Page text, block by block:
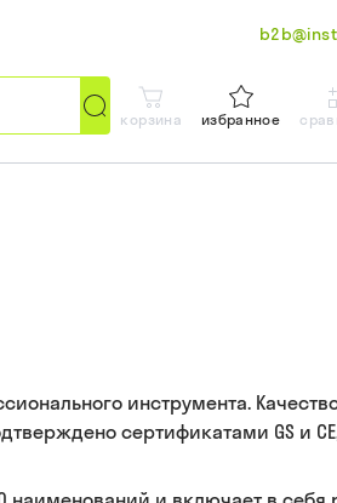
корзина избранное
инструмента.
сертификатами GS и